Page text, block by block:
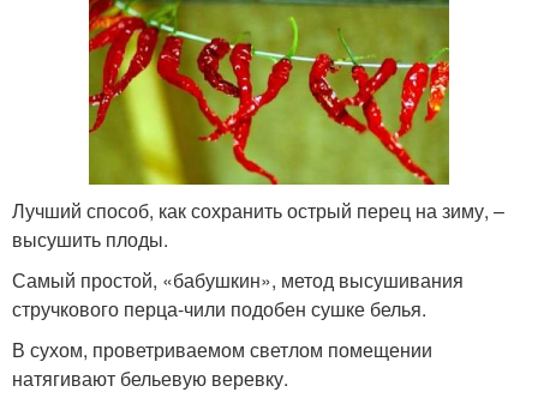
Лучший способ, как сохранить острый перец на зиму, –
высушить плоды.
Самый простой, «бабушкин», метод высушивания
стручкового перца-чили подобен сушке белья.
В сухом, проветриваемом светлом помещении
натягивают бельевую веревку.